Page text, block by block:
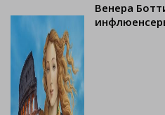
Венера